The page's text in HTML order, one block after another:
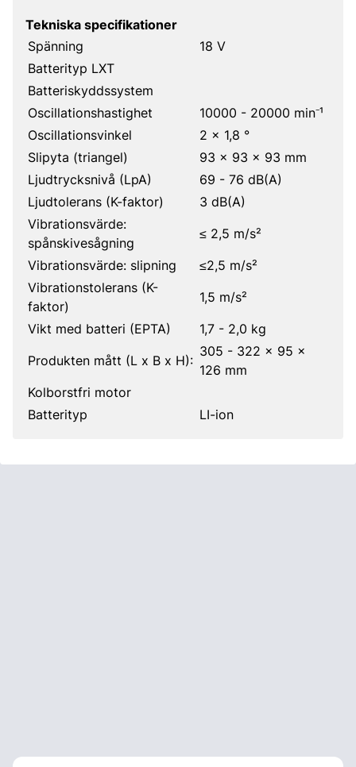
Tekniska specifikationer
Spänning
18 V
Batterityp LXT
Batteriskyddssystem
Oscillationshastighet
10000 - 20000 min⁻¹
Oscillationsvinkel
2 x 1,8 °
Slipyta (triangel)
93 x 93 x 93 mm
Ljudtrycksnivå (LpA)
69 - 76 dB(A)
Ljudtolerans (K-faktor)
3 dB(A)
Vibrationsvärde:
spånskivesågning
≤ 2,5 m/s²
Vibrationsvärde: slipning
≤2,5 m/s²
Vibrationstolerans (K-
faktor)
1,5 m/s²
Vikt med batteri (EPTA)
1,7 - 2,0 kg
Produkten mått (L x B x H):
305 - 322 x 95 x
126 mm
Kolborstfri motor
Batterityp
LI-ion